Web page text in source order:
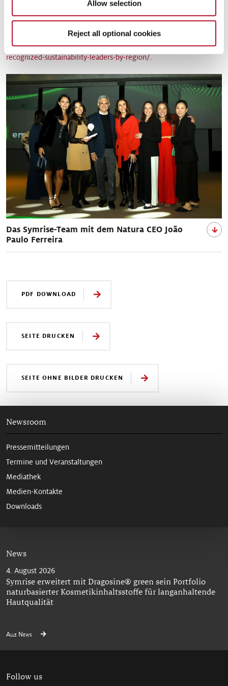
Allow selection
Reject all optional cookies
Beschaffung vorantreiben.“
globescan.com/2024/07/31/insight-of-the-week-top-
recognized-sustainability-leaders-by-region/.
Das Symrise-Team mit dem Natura CEO João
Paulo Ferreira
PDF DOWNLOAD
SEITE DRUCKEN
SEITE OHNE BILDER DRUCKEN
Newsroom
Pressemitteilungen
Termine und Veranstaltungen
Mediathek
Medien-Kontakte
Downloads
News
4. August 2026
Symrise erweitert mit Dragosine® green sein Portfolio
naturbasierter Kosmetikinhaltsstoffe für langanhaltende
Hautqualität
Alle News
Follow us